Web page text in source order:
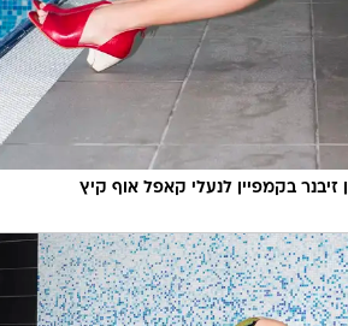
זיבנר בקמפיין לנעלי קאפל אוף קיץ